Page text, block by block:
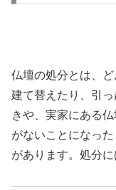
仏壇の処分とは、
建て替えたり、引
きや、実家にある
がないことになっ
があります。処分に